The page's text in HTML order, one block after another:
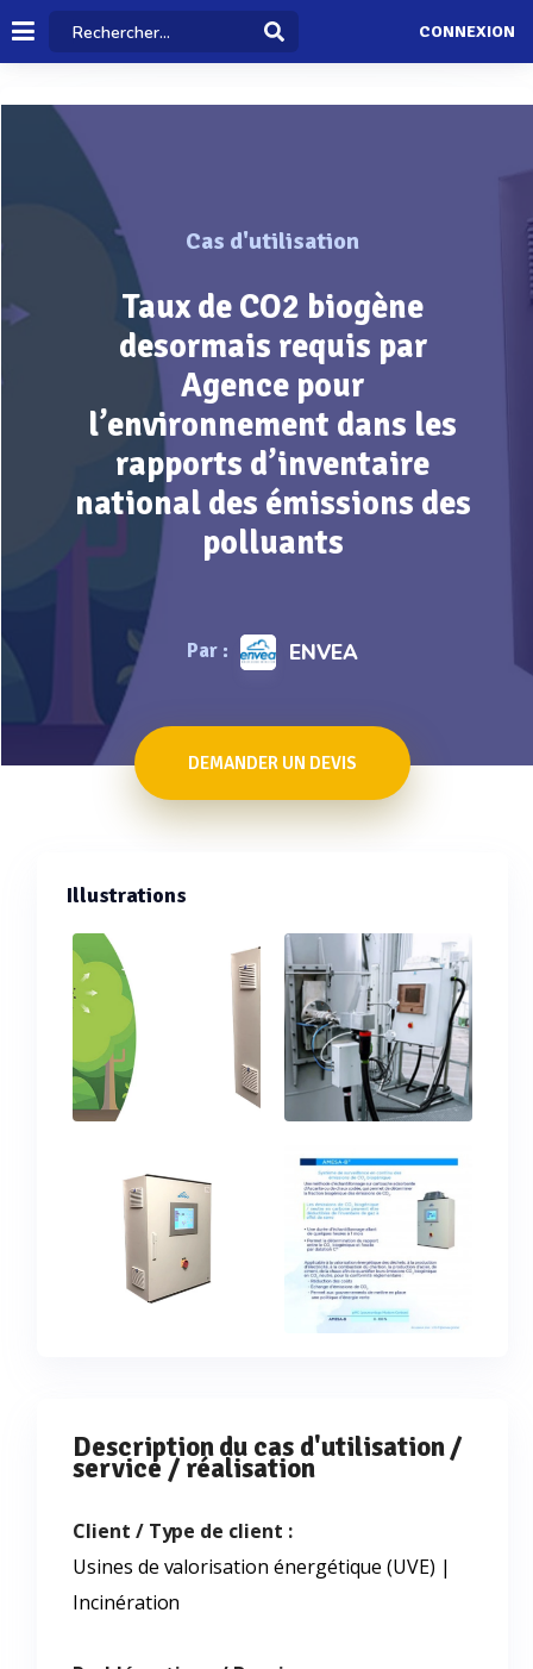
CONNEXION
Cas d'utilisation
Taux de CO2 biogène
desormais requis par
Agence pour
l’environnement dans les
rapports d’inventaire
national des émissions des
polluants
Par : ENVEA
DEMANDER UN DEVIS
Illustrations
Description du cas d'utilisation /
service / réalisation
Client / Type de client :
Usines de valorisation énergétique (UVE) |
Incinération